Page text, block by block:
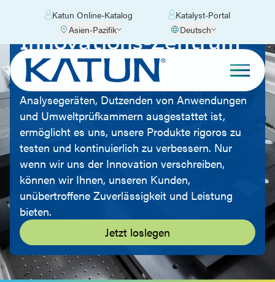
Katun Online-Katalog
Katalyst-Portal
Asien-Pazifik
Deutsch
Innovations-Zentrum
von Katun
Unser Labor, das mit den neuesten
Analysegeräten, Dutzenden von Anwendungen
und Umweltprüfkammern ausgestattet ist,
ermöglicht es uns, unsere Produkte rigoros zu
testen und kontinuierlich zu verbessern. Nur
wenn wir uns der Innovation verschreiben,
können wir Ihnen, unseren Kunden,
unübertroffene Zuverlässigkeit und Leistung
bieten.
Jetzt loslegen